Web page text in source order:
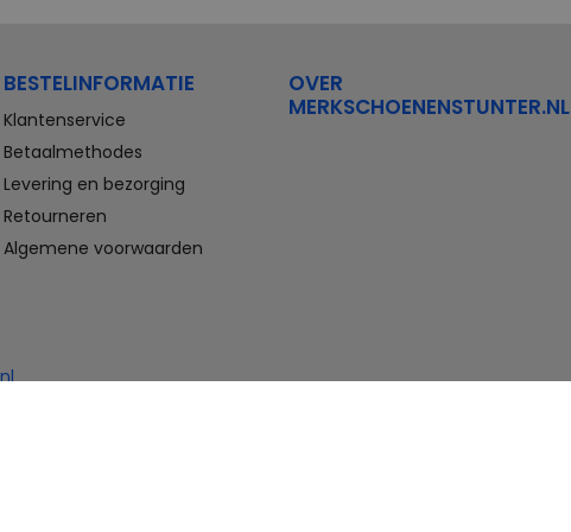
Compleet aanbod outlet
Veterschoenen, sneakers,
slippers, sandalen, instappers,
heren. En laarzen, enkellaarzen,
van Merkschoenenstunter.
BESTELINFORMATIE
Klantenservice
Betaalmethodes
Levering en bezorging
Retourneren
Algemene voorwaarden
OVER
MERKSCHOENENSTUNTER.NL